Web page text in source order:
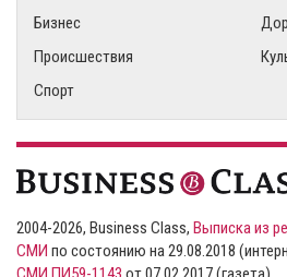
Бизнес
Происшествия
Спорт
2004-2026, Business Class, Выписка из
СМИ по состоянию на 29.08.2018